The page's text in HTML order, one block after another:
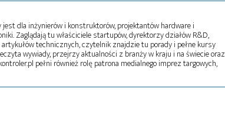
dla inżynierów i konstruktorów, projektantów hardware i
Zaglądają tu właściciele startupów, dyrektorzy działów R&D,
technicznych, czytelnik znajdzie tu porady i pełne kursy
wywiady, przejrzy aktualności z branży w kraju i na świecie oraz
pełni również rolę patrona medialnego imprez targowych,